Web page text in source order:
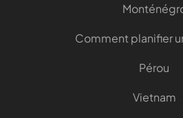
Comment planifier
Pérou
Vietnam